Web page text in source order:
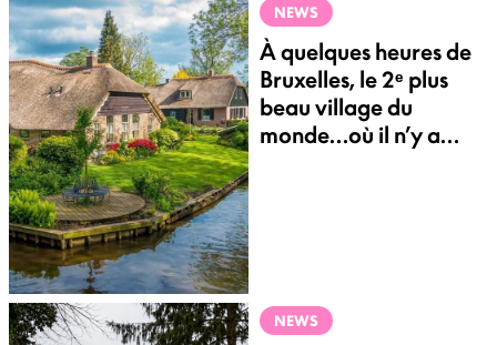
NEWS
À quelques heures de
Bruxelles, le 2ᵉ plus
beau village du
monde…où il n’y a
NEWS